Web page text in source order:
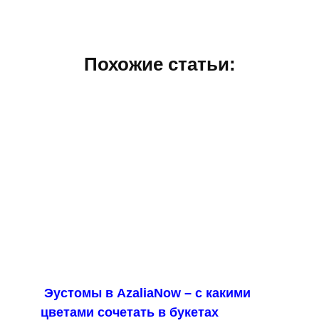
Похожие статьи:
Эустомы в AzaliaNow – с какими
цветами сочетать в букетах